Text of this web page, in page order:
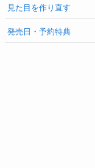
見た目を作り直す
発売日・予約特典